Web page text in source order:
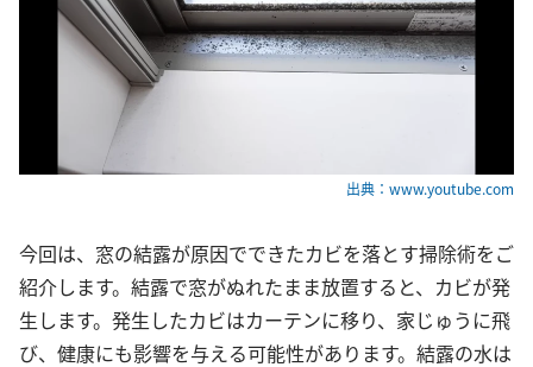
出典：www.youtube.com
今回は、窓の結露が原因でできたカビを落とす掃除術をご
紹介します。結露で窓がぬれたまま放置すると、カビが発
生します。発生したカビはカーテンに移り、家じゅうに飛
び、健康にも影響を与える可能性があります。結露の水は